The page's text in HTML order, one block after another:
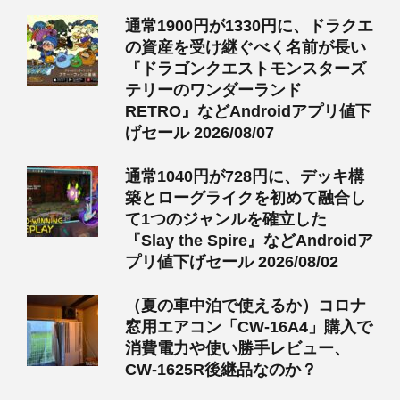
通常1900円が1330円に、ドラクエ
の資産を受け継ぐべく名前が長い
『ドラゴンクエストモンスターズ
テリーのワンダーランド
RETRO』などAndroidアプリ値下
げセール 2026/08/07
通常1040円が728円に、デッキ構
築とローグライクを初めて融合し
て1つのジャンルを確立した
『Slay the Spire』などAndroidア
プリ値下げセール 2026/08/02
（夏の車中泊で使えるか）コロナ
窓用エアコン「CW-16A4」購入で
消費電力や使い勝手レビュー、
CW-1625R後継品なのか？